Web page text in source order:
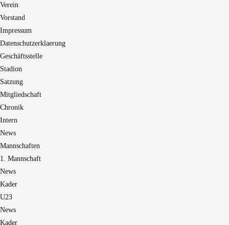
Verein
Vorstand
Impressum
Datenschutzerklaerung
Geschäftsstelle
Stadion
Satzung
Mitgliedschaft
Chronik
Intern
News
Mannschaften
1. Mannschaft
News
Kader
U23
News
Kader